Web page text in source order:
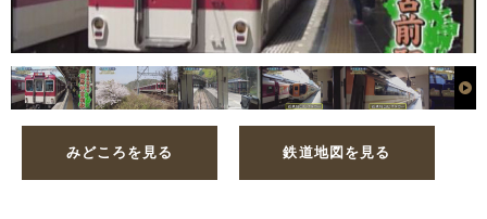
みどころを見る 鉄道地図を見る